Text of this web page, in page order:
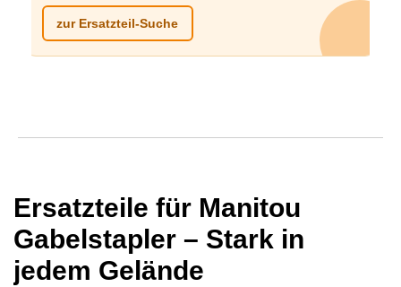
zur Ersatzteil-Suche
Ersatzteile für Manitou
Gabelstapler – Stark in
jedem Gelände